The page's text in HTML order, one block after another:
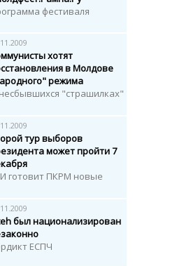
фестиваля
хотят
в Молдове
режима
"страшилках"
тур выборов
может пройти 7
готовит ПКРМ новые
был национализирован
ЕСПЧ